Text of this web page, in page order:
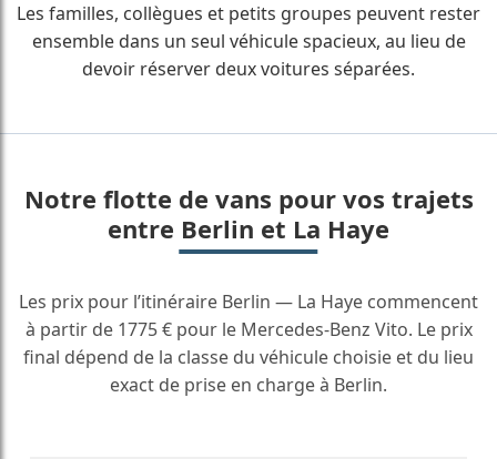
Les familles, collègues et petits groupes peuvent rester
ensemble dans un seul véhicule spacieux, au lieu de
devoir réserver deux voitures séparées.
Notre flotte de vans pour vos trajets
entre Berlin et La Haye
Les prix pour l’itinéraire Berlin — La Haye commencent
à partir de 1775 € pour le Mercedes-Benz Vito. Le prix
final dépend de la classe du véhicule choisie et du lieu
exact de prise en charge à Berlin.